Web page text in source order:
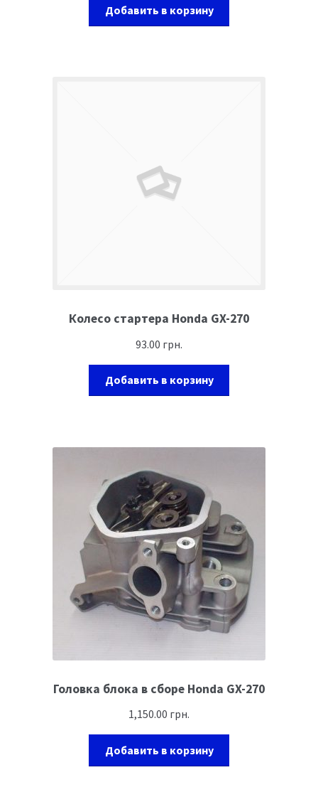
Добавить в корзину
Колесо стартера Honda GX-270
93.00 грн.
Добавить в корзину
Головка блока в сборе Honda GX-270
1,150.00 грн.
Добавить в корзину